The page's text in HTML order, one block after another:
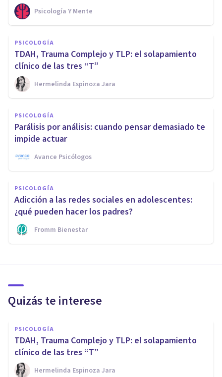
Psicología Y Mente
PSICOLOGÍA
TDAH, Trauma Complejo y TLP: el solapamiento
clínico de las tres “T”
Hermelinda Espinoza Jara
PSICOLOGÍA
Parálisis por análisis: cuando pensar demasiado te
impide actuar
Avance Psicólogos
PSICOLOGÍA
Adicción a las redes sociales en adolescentes:
¿qué pueden hacer los padres?
Fromm Bienestar
Quizás te interese
PSICOLOGÍA
TDAH, Trauma Complejo y TLP: el solapamiento
clínico de las tres “T”
Hermelinda Espinoza Jara